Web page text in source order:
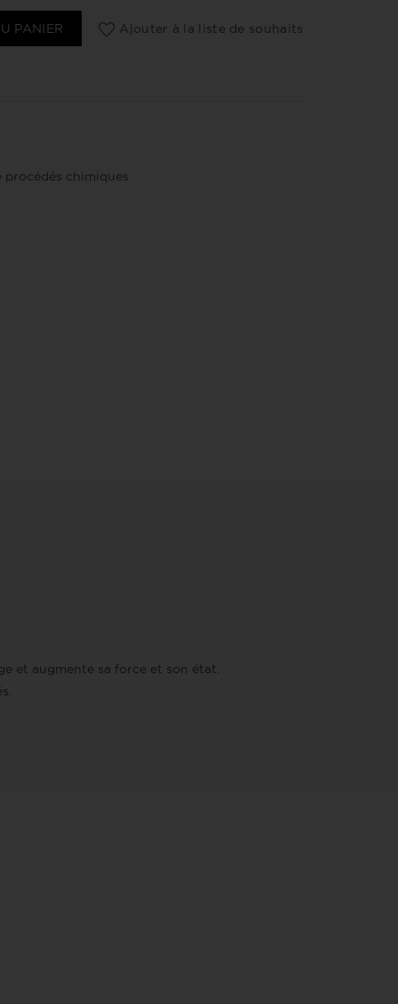
PANIER Ajouter à la liste de souhaits
chimiques
et augmente sa force et son état.